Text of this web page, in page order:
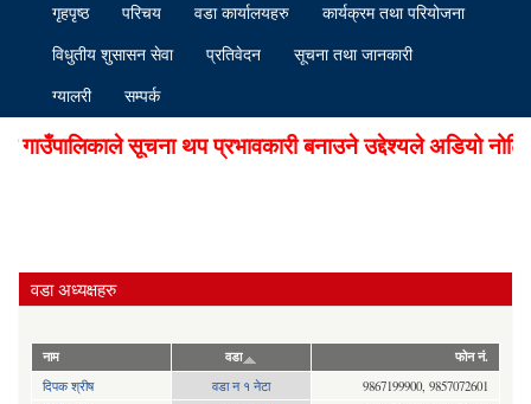
गृहपृष्ठ परिचय वडा कार्यालयहरु
कार्यक्रम तथा परियोजना
विधुतीय शुसासन सेवा
प्रतिवेदन
सूचना तथा जानकारी
ग्यालरी
सम्पर्क
सूचना थप प्रभावकारी बनाउने उद्देश्यले अडियो
वडा अध्यक्षहरु
नाम वडा फोन नं.
दिपक श्रीष वडा न १ नेटा
9867199900, 9857072601